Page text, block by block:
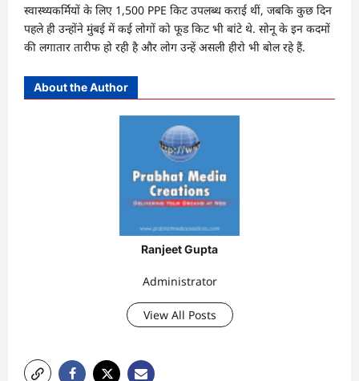
स्वास्थ्यकर्मियों के लिए 1,500 PPE किट उपलब्ध कराई थीं, जबकि कुछ दिन
पहले ही उन्होंने मुंबई में कई लोगों को फूड किट भी बांटे थे. सोनू के इन कदमों
की लगातार तारीफ हो रही है और लोग उन्हें असली हीरो भी बोल रहे हैं.
About the Author
Ranjeet Gupta
Administrator
View All Posts